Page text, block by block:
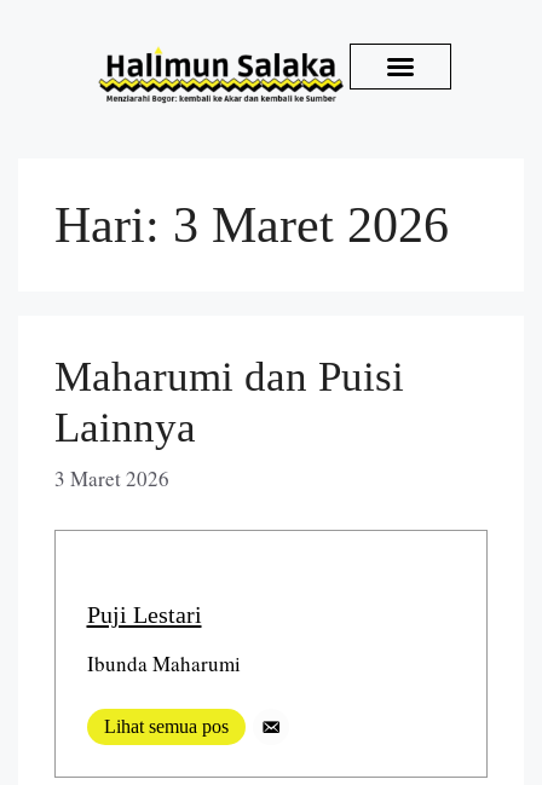
Hari: 3 Maret 2026
Maharumi dan Puisi
Lainnya
3 Maret 2026
Puji Lestari
Ibunda Maharumi
Lihat semua pos